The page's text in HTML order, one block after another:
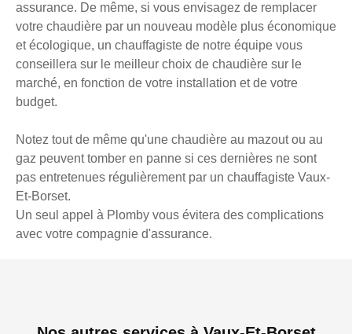
assurance. De même, si vous envisagez de remplacer
votre chaudière par un nouveau modèle plus économique
et écologique, un chauffagiste de notre équipe vous
conseillera sur le meilleur choix de chaudière sur le
marché, en fonction de votre installation et de votre
budget.
Notez tout de même qu'une chaudière au mazout ou au
gaz peuvent tomber en panne si ces dernières ne sont
pas entretenues régulièrement par un chauffagiste Vaux-
Et-Borset.
Un seul appel à Plomby vous évitera des complications
avec votre compagnie d'assurance.